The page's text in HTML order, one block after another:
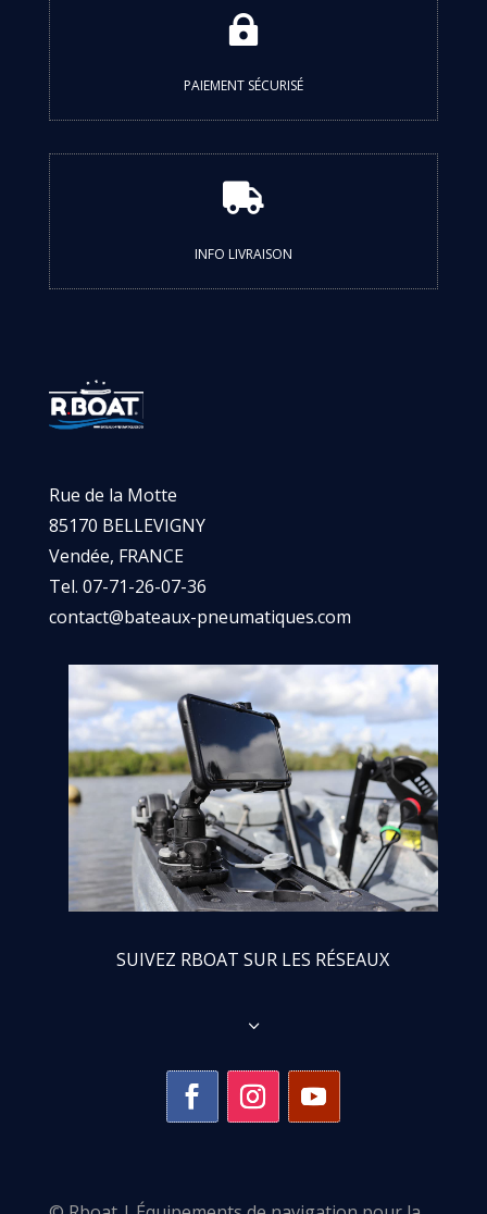

PAIEMENT SÉCURISÉ

INFO LIVRAISON
Rue de la Motte
85170 BELLEVIGNY
Vendée, FRANCE
Tel. 07-71-26-07-36
contact@bateaux-pneumatiques.com
SUIVEZ RBOAT SUR LES RÉSEAUX
3